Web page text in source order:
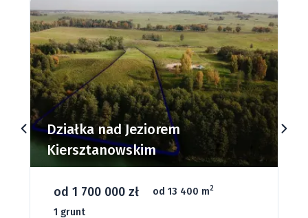
Działki budowlane nad Jeziorem
Dąbrowa Mała
od 93 280 zł od 1075 m2 66 grunt